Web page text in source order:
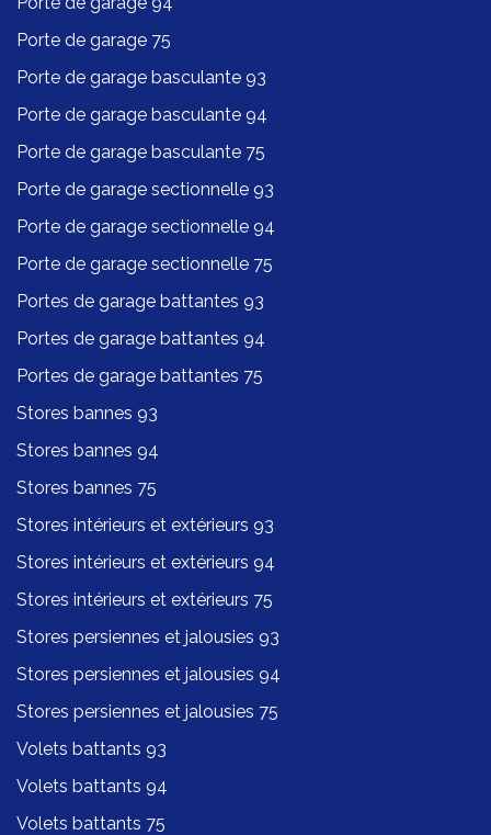
Porte de garage 75
Porte de garage basculante 93
Porte de garage basculante 94
Porte de garage basculante 75
Porte de garage sectionnelle 93
Porte de garage sectionnelle 94
Porte de garage sectionnelle 75
Portes de garage battantes 93
Portes de garage battantes 94
Portes de garage battantes 75
Stores bannes 93
Stores bannes 94
Stores bannes 75
Stores intérieurs et extérieurs 93
Stores intérieurs et extérieurs 94
Stores intérieurs et extérieurs 75
Stores persiennes et jalousies 93
Stores persiennes et jalousies 94
Stores persiennes et jalousies 75
Volets battants 93
Volets battants 94
Volets battants 75